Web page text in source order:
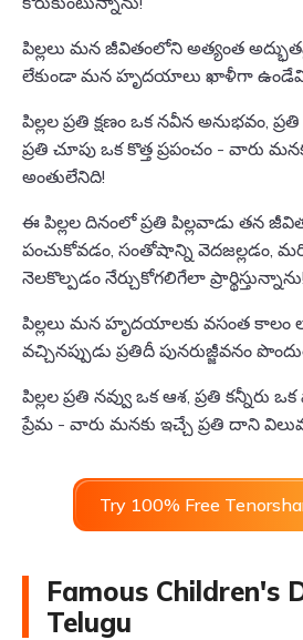
పిల్లలు మన జీవితంలోని అత్యంత
లేకుండా మన హృదయాలు ఖాళీగా
పిల్లల ప్రతి క్షణం ఒక నవీన అనుభవం,
ప్రతి చూపు ఒక కొత్త ప్రపంచం - వారు
అంతులేనిది!
ఈ పిల్లల దినంలో ప్రతి పిల్లవాడు తన
పంచుకోవడం, సంతోషాన్ని వెదజల్లడం,
నెలకొల్పడం నేర్చుకోగలిగేలా ప్రార్థిస్తున్నాను!
పిల్లలు మన హృదయాలకు వసంత కాలం
వచ్చినప్పుడు ప్రతిదీ పునరుజ్జీవనం
పిల్లల ప్రతి నవ్వు ఒక ఆశ, ప్రతి కన్నీరు
ప్రేమ - వారు మనకు ఇచ్చే ప్రతి దాని
Try 100% Free
Famous Children's
Telugu